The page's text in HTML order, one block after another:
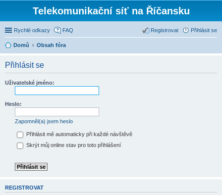
Telekomunikační síť na Říčansku
Rychlé odkazy FAQ Přihlásit se
Registrovat
Domů Obsah fóra
Přihlásit se
Uživatelské jméno:
Heslo:
Zapomněl(a) jsem heslo
Přihlásit mě automaticky při každé návštěvě
Skrýt můj online stav pro toto přihlášení
REGISTROVAT